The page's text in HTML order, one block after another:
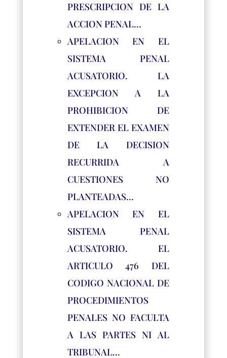
PRESCRIPCION DE LA
ACCION PENAL…
APELACION EN EL
SISTEMA PENAL
ACUSATORIO. LA
EXCEPCION A LA
PROHIBICION DE
EXTENDER EL EXAMEN
DE LA DECISION
RECURRIDA A
CUESTIONES NO
PLANTEADAS…
APELACION EN EL
SISTEMA PENAL
ACUSATORIO. EL
ARTICULO 476 DEL
CODIGO NACIONAL DE
PROCEDIMIENTOS
PENALES NO FACULTA
A LAS PARTES NI AL
TRIBUNAL…